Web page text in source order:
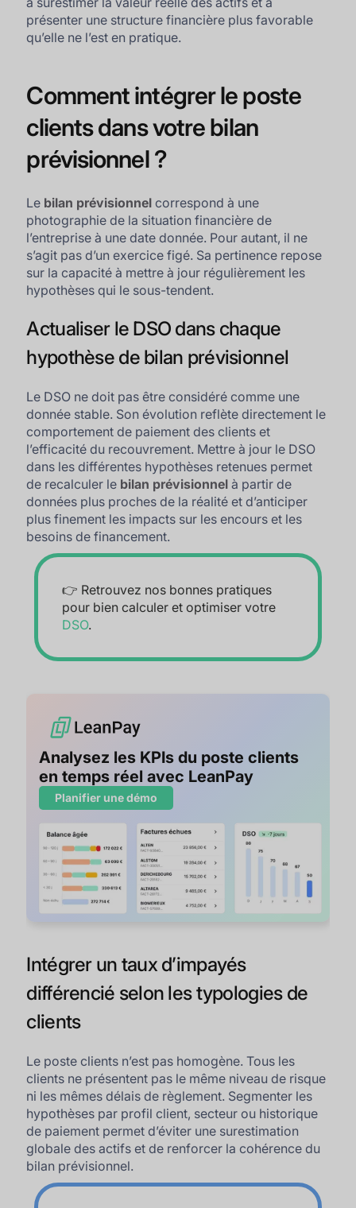
présenter une structure financière plus favorable
qu’elle ne l’est en pratique.
Comment intégrer le poste
clients dans votre bilan
prévisionnel ?
Le bilan prévisionnel correspond à une
photographie de la situation financière de
l’entreprise à une date donnée. Pour autant, il ne
s’agit pas d’un exercice figé. Sa pertinence repose
sur la capacité à mettre à jour régulièrement les
hypothèses qui le sous-tendent.
Actualiser le DSO dans chaque
hypothèse de bilan prévisionnel
Le DSO ne doit pas être considéré comme une
donnée stable. Son évolution reflète directement le
comportement de paiement des clients et
l’efficacité du recouvrement. Mettre à jour le DSO
dans les différentes hypothèses retenues permet
de recalculer le bilan prévisionnel à partir de
données plus proches de la réalité et d’anticiper
plus finement les impacts sur les encours et les
besoins de financement.
👉 Retrouvez nos bonnes pratiques
pour bien calculer et optimiser votre
DSO.
Analysez les KPIs du poste clients
en temps réel avec LeanPay
Planifier une démo
Intégrer un taux d’impayés
différencié selon les typologies de
clients
Le poste clients n’est pas homogène. Tous les
clients ne présentent pas le même niveau de risque
ni les mêmes délais de règlement. Segmenter les
hypothèses par profil client, secteur ou historique
de paiement permet d’éviter une surestimation
globale des actifs et de renforcer la cohérence du
bilan prévisionnel.